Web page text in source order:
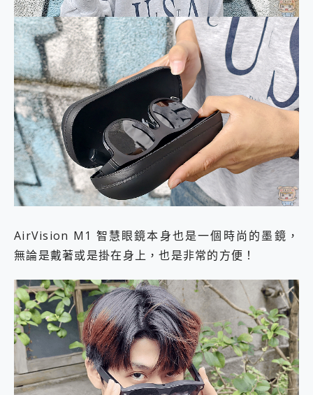
AirVision M1 智慧眼鏡本身也是一個時尚的墨鏡，
無論是戴著或是掛在身上，也是非常的方便！